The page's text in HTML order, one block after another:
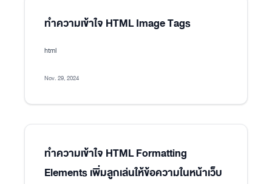
ทำความเข้าใจ HTML Image Tags
html
Nov. 29, 2024
ทำความเข้าใจ HTML Formatting
Elements เพิ่มลูกเล่นให้ข้อความในหน้าเว็บ